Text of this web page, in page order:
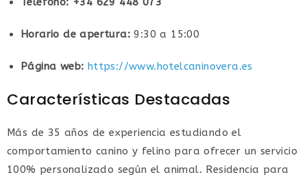
Horario de apertura: 9:30 a 15:00
Página web: https://www.hotelcaninovera.es
Características Destacadas
Más de 35 años de experiencia estudiando el
comportamiento canino y felino para ofrecer un servicio
100% personalizado según el animal. Residencia para